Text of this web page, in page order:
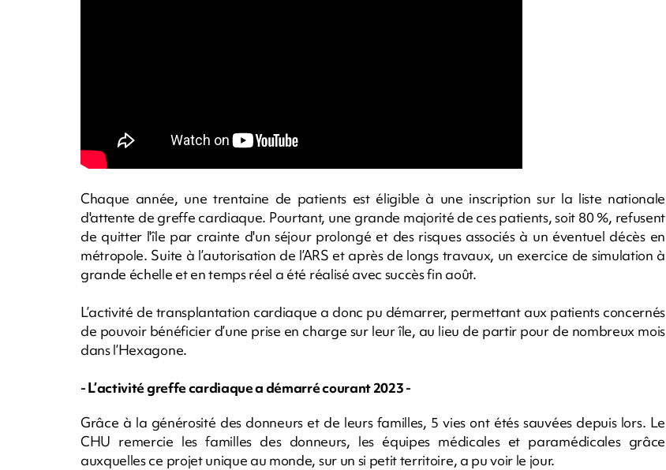
Chaque année, une trentaine de patients est éligible à une inscription sur la liste nationale
d'attente de greffe cardiaque. Pourtant, une grande majorité de ces patients, soit 80 %, refusent
de quitter l'île par crainte d'un séjour prolongé et des risques associés à un éventuel décès en
métropole. Suite à l’autorisation de l’ARS et après de longs travaux, un exercice de simulation à
grande échelle et en temps réel a été réalisé avec succès fin août.
L’activité de transplantation cardiaque a donc pu démarrer, permettant aux patients concernés
de pouvoir bénéficier d’une prise en charge sur leur île, au lieu de partir pour de nombreux mois
dans l’Hexagone.
- L’activité greffe cardiaque a démarré courant 2023 -
Grâce à la générosité des donneurs et de leurs familles, 5 vies ont étés sauvées depuis lors. Le
CHU remercie les familles des donneurs, les équipes médicales et paramédicales grâce
auxquelles ce projet unique au monde, sur un si petit territoire, a pu voir le jour.